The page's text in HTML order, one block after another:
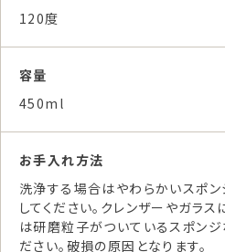
120度
容量
450ml
お手入れ方法
洗浄する場合はやわらかいスポ
してください。クレンザーやガラ
は研磨粒子がついているスポン
ださい。破損の原因となります。